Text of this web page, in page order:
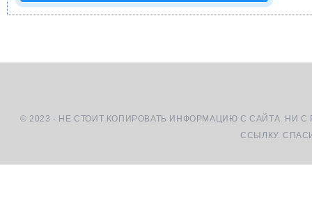
© 2023 - НЕ СТОИТ КОПИРОВАТЬ ИНФОРМАЦИЮ С САЙТА. НИ
ССЫЛКУ.